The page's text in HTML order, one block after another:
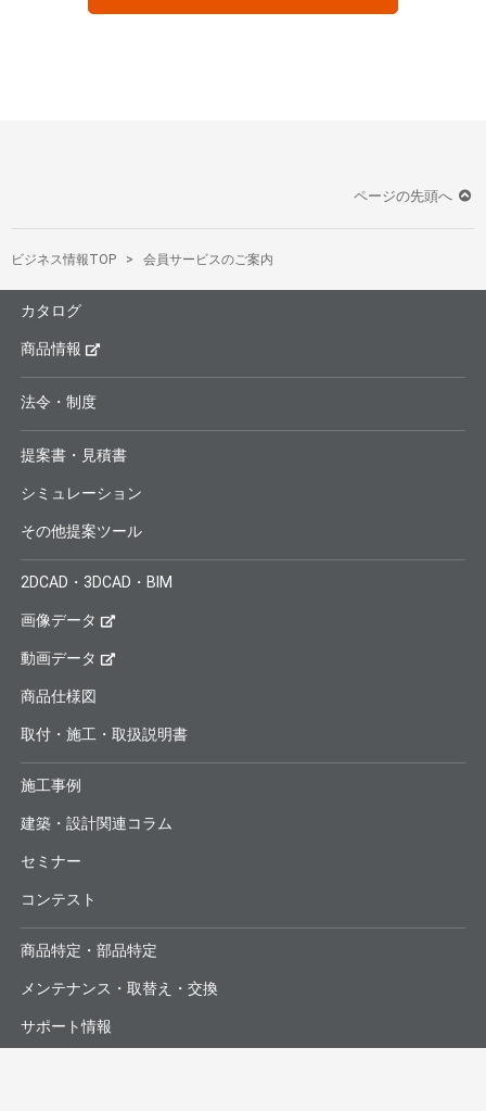
ページの先頭へ
ビジネス情報TOP 会員サービスのご案内
カタログ
商品情報
法令・制度
提案書・見積書
シミュレーション
その他提案ツール
2DCAD・3DCAD・BIM
画像データ
動画データ
商品仕様図
取付・施工・取扱説明書
施工事例
建築・設計関連コラム
セミナー
コンテスト
商品特定・部品特定
メンテナンス・取替え・交換
サポート情報